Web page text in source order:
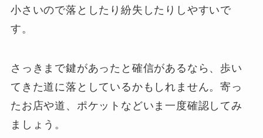
小さいので落としたり紛失したりしやすいで
す。
さっきまで鍵があったと確信があるなら、歩い
てきた道に落としているかもしれません。寄っ
たお店や道、ポケットなどいま一度確認してみ
ましょう。